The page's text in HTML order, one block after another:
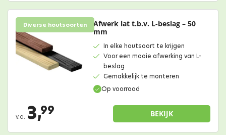
Diverse houtsoorten
Op voorraad
Afwerk lat t.b.v. L-beslag – 50
mm
In elke houtsoort te krijgen
Voor een mooie afwerking van L-
beslag
Gemakkelijk te monteren
v.a. 3,99 BEKIJK